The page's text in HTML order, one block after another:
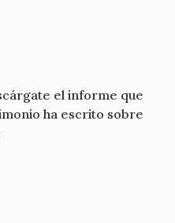
el informe que
ha escrito sobre